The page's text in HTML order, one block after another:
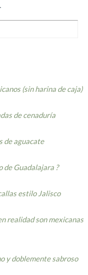
(sin harina de caja)
de cenaduría
de aguacate
de Guadalajara ?
estilo Jalisco
realidad son mexicanas
y doblemente sabroso